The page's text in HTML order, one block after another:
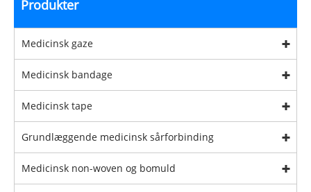
Produkter
Medicinsk gaze
Medicinsk bandage
Medicinsk tape
Grundlæggende medicinsk sårforbinding
Medicinsk non-woven og bomuld